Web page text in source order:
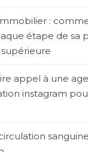
:
étape de sa
appel à une
instagram